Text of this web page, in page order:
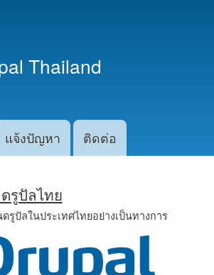
หลัก
Thailand
แจ้งปัญหา ติดต่อ
รูปัลไทย
ปัลในประเทศไทยอย่างเป็นทางการ